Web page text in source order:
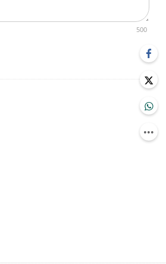
500